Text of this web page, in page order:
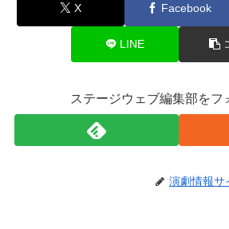
X Facebook
LINE
ステージウェブ編集部をフ
演劇情報サ